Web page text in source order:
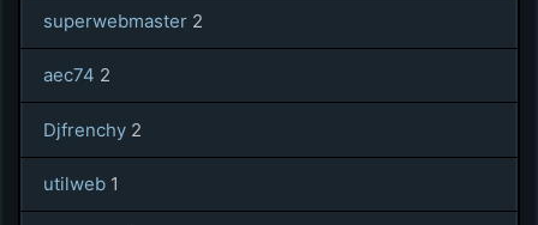
superwebmaster 2
aec74 2
Djfrenchy 2
utilweb 1